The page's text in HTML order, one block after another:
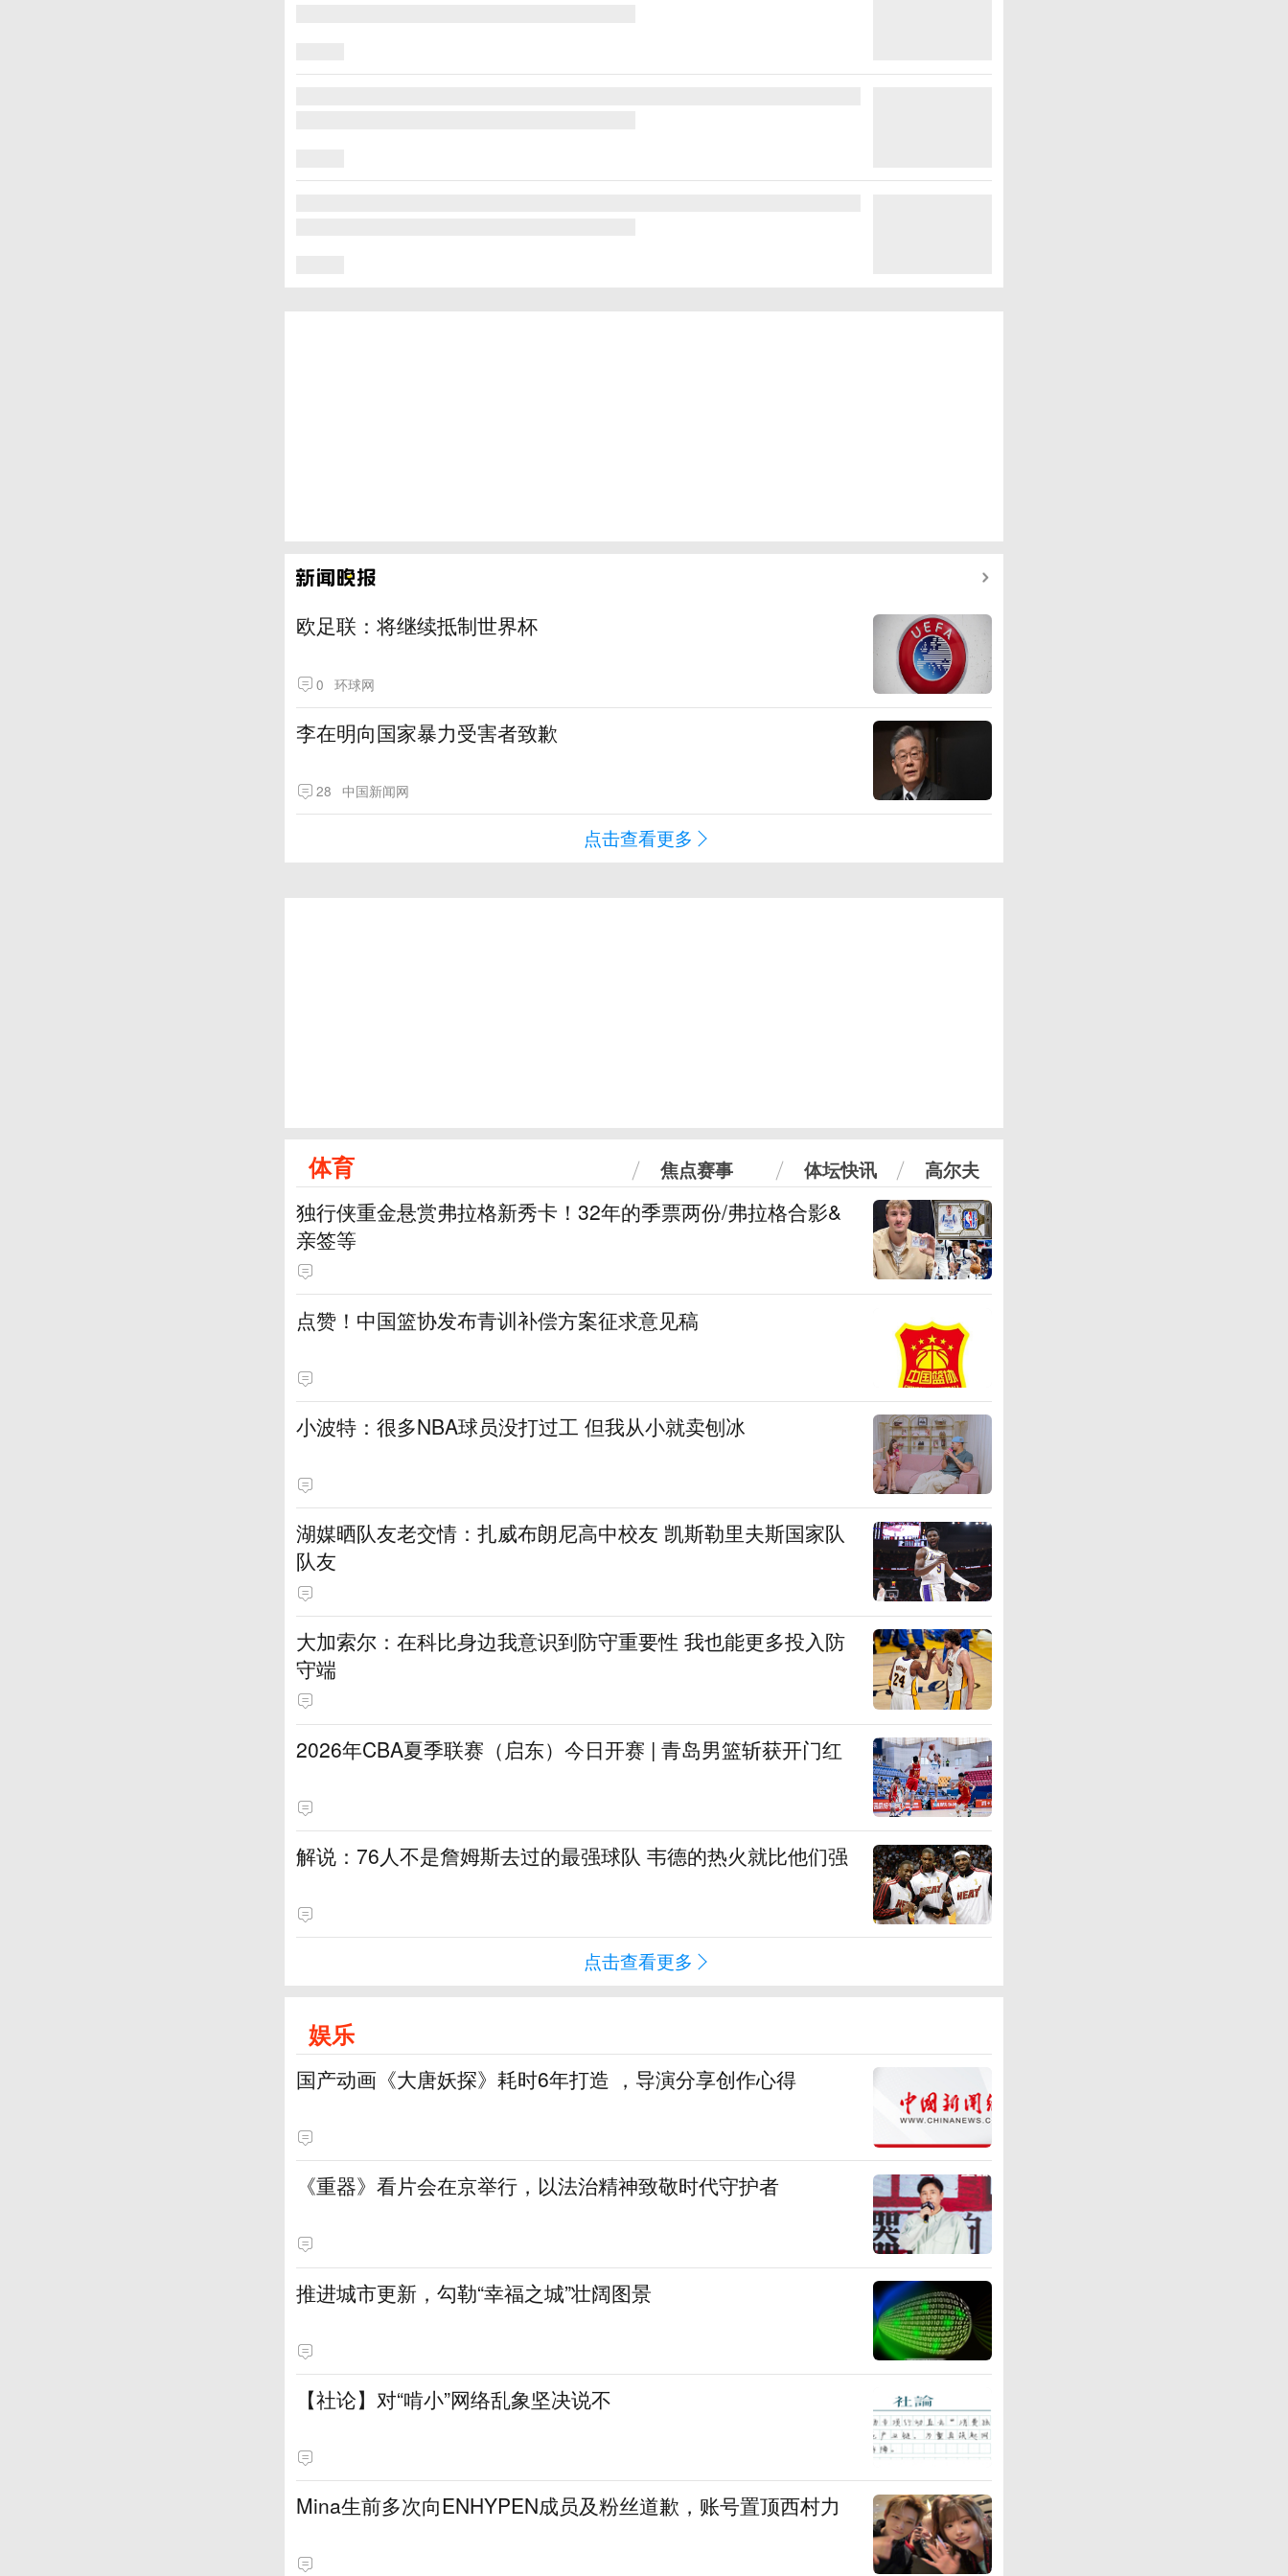
欧足联：将继续抵制世界杯
0 环球网
李在明向国家暴力受害者致歉
28 中国新闻网
点击查看更多
体育 焦点赛事 体坛快讯 高尔夫
独行侠重金悬赏弗拉格新秀卡！32年的季票两份/弗拉格合影&
亲签等
点赞！中国篮协发布青训补偿方案征求意见稿
小波特：很多NBA球员没打过工 但我从小就卖刨冰
湖媒晒队友老交情：扎威布朗尼高中校友 凯斯勒里夫斯国家队
队友
大加索尔：在科比身边我意识到防守重要性 我也能更多投入防
守端
2026年CBA夏季联赛（启东）今日开赛 | 青岛男篮斩获开门红
解说：76人不是詹姆斯去过的最强球队 韦德的热火就比他们强
点击查看更多
娱乐
国产动画《大唐妖探》耗时6年打造 ，导演分享创作心得
《重器》看片会在京举行，以法治精神致敬时代守护者
推进城市更新，勾勒“幸福之城”壮阔图景
【社论】对“啃小”网络乱象坚决说不
Mina生前多次向ENHYPEN成员及粉丝道歉，账号置顶西村力